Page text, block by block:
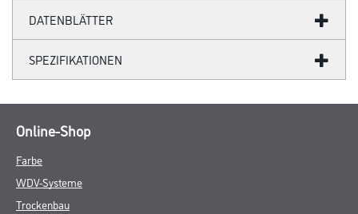
DATENBLÄTTER
SPEZIFIKATIONEN
Online-Shop
Farbe
WDV-Systeme
Trockenbau